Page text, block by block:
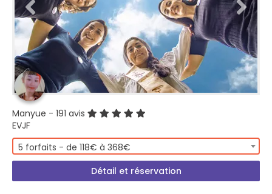
Manyue - 191 avis
EVJF
5 forfaits - de 118€ à 368€
Détail et réservation